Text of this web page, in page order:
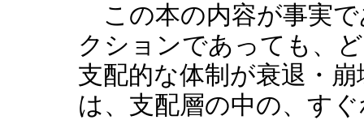
この本の内容が事実
クションであっても、
支配的な体制が衰退・
は、支配層の中の、す